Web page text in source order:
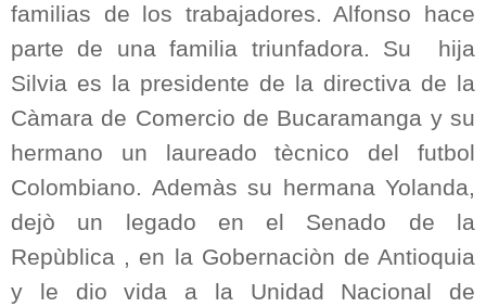
familias de los trabajadores. Alfonso hace
parte de una familia triunfadora. Su
hija
Silvia es la presidente de la directiva de la
Càmara de Comercio de Bucaramanga y su
hermano un laureado tècnico del futbol
Colombiano. Ademàs su hermana Yolanda,
dejò un legado en el Senado de la
Repùblica , en la Gobernaciòn de Antioquia
y le dio vida a la Unidad Nacional de